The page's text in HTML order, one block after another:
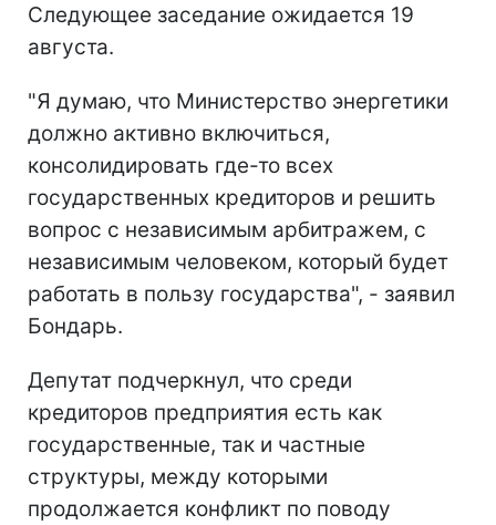
Следующее заседание ожидается 19
августа.
"Я думаю, что Министерство энергетики
должно активно включиться,
консолидировать где-то всех
государственных кредиторов и решить
вопрос с независимым арбитражем, с
независимым человеком, который будет
работать в пользу государства", - заявил
Бондарь.
Депутат подчеркнул, что среди
кредиторов предприятия есть как
государственные, так и частные
структуры, между которыми
продолжается конфликт по поводу